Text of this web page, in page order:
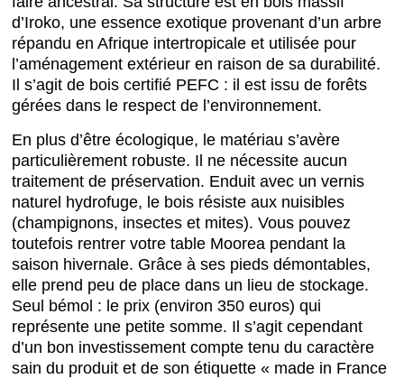
d’Iroko, une essence exotique provenant d’un arbre
répandu en Afrique intertropicale et utilisée pour
l’aménagement extérieur en raison de sa durabilité.
Il s’agit de bois certifié PEFC : il est issu de forêts
gérées dans le respect de l’environnement.
En plus d’être écologique, le matériau s’avère
particulièrement robuste. Il ne nécessite aucun
traitement de préservation. Enduit avec un vernis
naturel hydrofuge, le bois résiste aux nuisibles
(champignons, insectes et mites). Vous pouvez
toutefois rentrer votre table Moorea pendant la
saison hivernale. Grâce à ses pieds démontables,
elle prend peu de place dans un lieu de stockage.
Seul bémol : le prix (environ 350 euros) qui
représente une petite somme. Il s’agit cependant
d’un bon investissement compte tenu du caractère
sain du produit et de son étiquette « made in France